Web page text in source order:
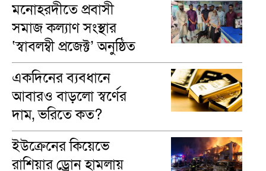
মনোহরদীতে প্রবাসী
সমাজ কল্যাণ সংস্থার
‘স্বাবলম্বী প্রজেক্ট’ অনুষ্ঠিত
একদিনের ব্যবধানে
আবারও বাড়লো স্বর্ণের
দাম, ভরিতে কত?
ইউক্রেনের কিয়েভে
রাশিয়ার ড্রোন হামলায়